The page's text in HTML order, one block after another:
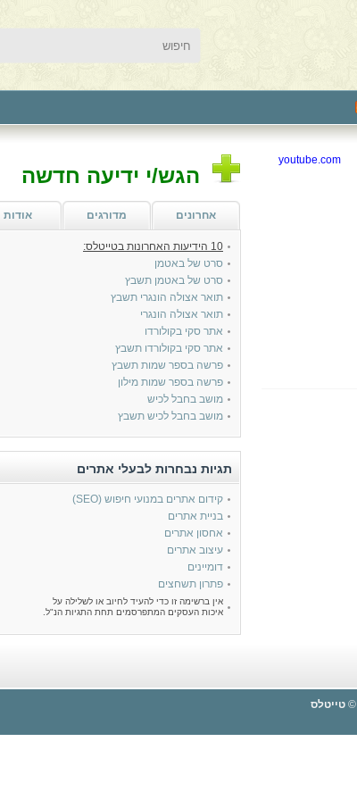
youtube.com
הגש/י ידיעה חדשה
אחרונים מדורגים אודות
10 הידיעות האחרונות בטייטלס:
סרט של באטמן
סרט של באטמן תשבץ
תואר אצולה הונגרי תשבץ
תואר אצולה הונגרי
אתר סקי בקולורדו
אתר סקי בקולורדו תשבץ
פרשה בספר שמות תשבץ
פרשה בספר שמות מילון
מושב בחבל לכיש
מושב בחבל לכיש תשבץ
10 הידיעות עם הדירוג הגבוה ביותר השבוע:
N/A
Titles מתפקד כאינדקס המרכז ידיעות שונות לשימוש הגולשים.
תגיות נבחרות לבעלי אתרים
קידום אתרים במנועי חיפוש (SEO)
בניית אתרים
אחסון אתרים
עיצוב אתרים
דומיינים
פתרון תשחצים
אין ברשימה זו כדי להעיד לחיוב או לשלילה על
איכות העסקים המתפרסמים תחת התגיות הנ"ל.
© טייטלס